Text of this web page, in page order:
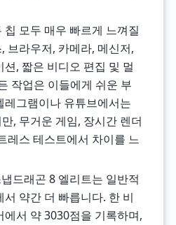
모두 매우 빠르게 느껴질
브라우저, 카메라, 메신저,
, 짧은 비디오 편집 및 멀
작업은 이들에게 쉬운 부
레그램이나 유튜브에서는
, 무거운 게임, 장시간 렌더
레스 테스트에서 차이를 느
드래곤 8 엘리트는 일반적
약간 더 빠릅니다. 한 비
서 약 3030점을 기록하며,